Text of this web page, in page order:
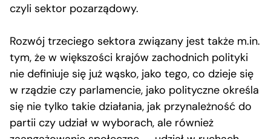
czyli sektor pozarządowy.
Rozwój trzeciego sektora związany jest także m.in.
tym, że w większości krajów zachodnich polityki
nie definiuje się już wąsko, jako tego, co dzieje się
w rządzie czy parlamencie, jako polityczne określa
się nie tylko takie działania, jak przynależność do
partii czy udział w wyborach, ale również